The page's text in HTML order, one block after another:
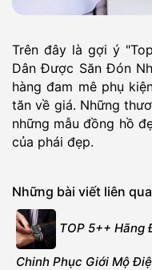
Trên đây là gợi ý
Dân Được Săn Đón
hàng đam mê phụ
tăn về giá. Những
những mẫu đồng hồ
của phái đẹp.
Những bài viết liên
TOP 5++ Hãng
Chinh Phục Giới Mộ